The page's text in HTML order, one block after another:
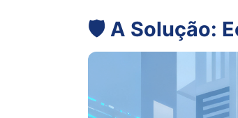
🛡️ A Solução: